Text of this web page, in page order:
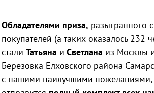
Обладателями приза, разыгранного
покупателей (а таких оказалось 232
сталиТатьяна иСветлана из Москвы
Березовка Елховского района
с нашими наилучшими пожеланиями,